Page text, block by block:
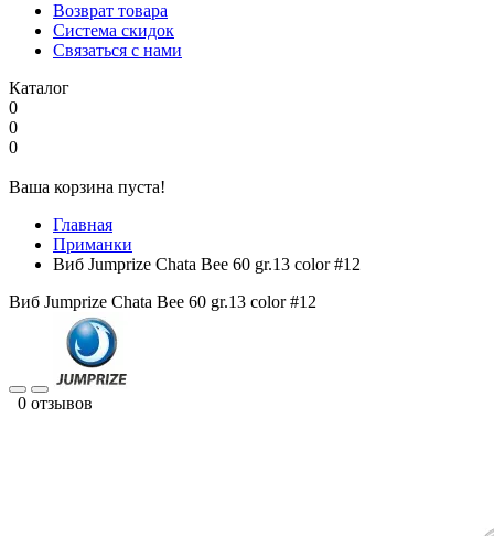
Возврат товара
Система скидок
Связаться с нами
Каталог
0
0
0
Ваша корзина пуста!
Главная
Приманки
Виб Jumprize Chata Bee 60 gr.13 color #12
Виб Jumprize Chata Bee 60 gr.13 color #12
0 отзывов